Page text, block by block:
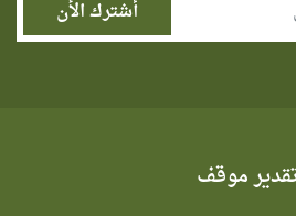
موقف